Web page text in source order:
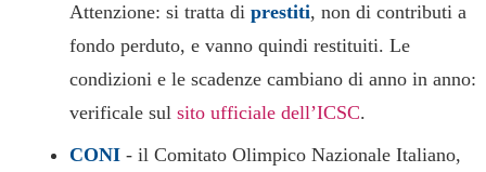
Attenzione: si tratta di prestiti, non di contributi a
fondo perduto, e vanno quindi restituiti. Le
condizioni e le scadenze cambiano di anno in anno:
verificale sul sito ufficiale dell’ICSC.
CONI - il Comitato Olimpico Nazionale Italiano,